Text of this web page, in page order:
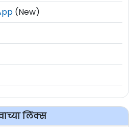
(New)
लिंक्स